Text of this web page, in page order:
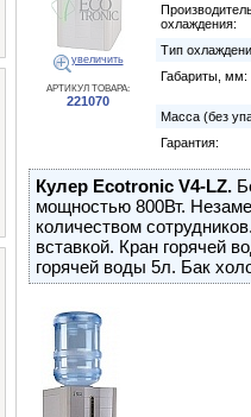
увеличить
АРТИКУЛ ТОВАРА:
221070
охлаждения:
Тип
Габариты, мм:
Масса (без
Гарантия:
Кулер Ecotronic V4-LZ.
мощностью 800Вт.
количеством
вставкой. Кран горячей
горячей воды 5л. Бак